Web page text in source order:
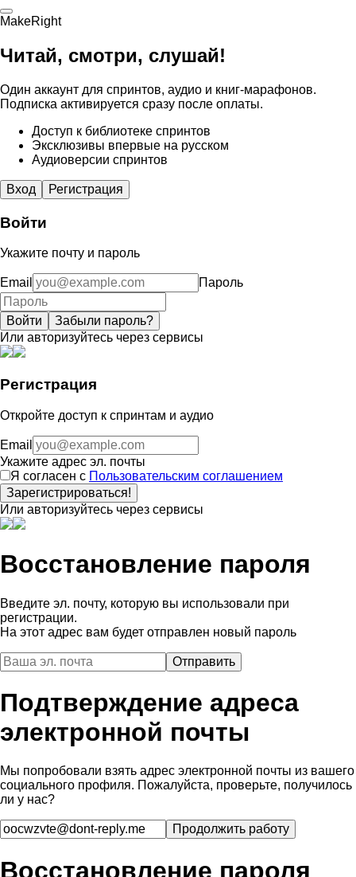
MakeRight
Читай, смотри, слушай!
Один аккаунт для спринтов, аудио и книг-марафонов.
Подписка активируется сразу после оплаты.
Доступ к библиотеке спринтов
Эксклюзивы впервые на русском
Аудиоверсии спринтов
Вход Регистрация
Войти
Укажите почту и пароль
Email Пароль
Войти
Забыли пароль?
Или авторизуйтесь через сервисы
Регистрация
Откройте доступ к спринтам и аудио
Email
Укажите адрес эл. почты
Я согласен с Пользовательским соглашением
Зарегистрироваться!
Или авторизуйтесь через сервисы
Восстановление пароля
Введите эл. почту, которую вы использовали при
регистрации.
На этот адрес вам будет отправлен новый пароль
Подтверждение адреса
электронной почты
Мы попробовали взять адрес электронной почты из вашего
социального профиля. Пожалуйста, проверьте, получилось
ли у нас?
Восстановление пароля